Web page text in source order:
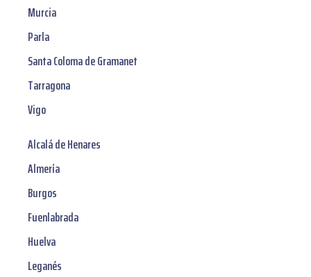
Murcia
Parla
Santa Coloma de Gramanet
Tarragona
Vigo
Alcalá de Henares
Almería
Burgos
Fuenlabrada
Huelva
Leganés